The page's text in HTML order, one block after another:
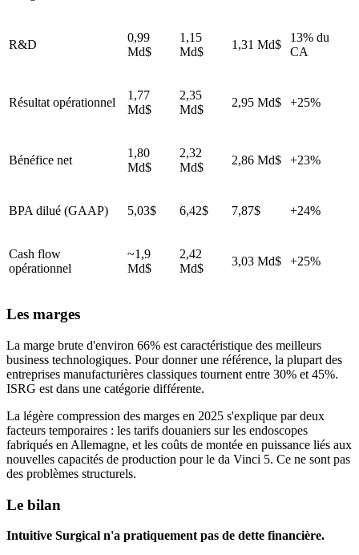
R&D
0,99
Md$
1,15
Md$
1,31 Md$
13% du
CA
Résultat opérationnel
1,77
Md$
2,35
Md$
2,95 Md$ +25%
Bénéfice net
1,80
Md$
2,32
Md$
2,86 Md$ +23%
BPA dilué (GAAP) 5,03$ 6,42$ 7,87$ +24%
Cash flow
opérationnel
~1,9
Md$
2,42
Md$
3,03 Md$ +25%
Les marges
La marge brute d'environ 66% est caractéristique des meilleurs
business technologiques. Pour donner une référence, la plupart des
entreprises manufacturières classiques tournent entre 30% et 45%.
ISRG est dans une catégorie différente.
La légère compression des marges en 2025 s'explique par deux
facteurs temporaires : les tarifs douaniers sur les endoscopes
fabriqués en Allemagne, et les coûts de montée en puissance liés aux
nouvelles capacités de production pour le da Vinci 5. Ce ne sont pas
des problèmes structurels.
Le bilan
Intuitive Surgical n'a pratiquement pas de dette financière.